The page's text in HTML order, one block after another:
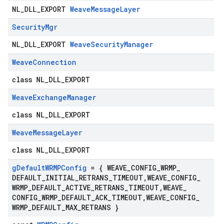
NL_DLL_EXPORT WeaveMessageLayer
SecurityMgr
NL_DLL_EXPORT WeaveSecurityManager
WeaveConnection
class NL_DLL_EXPORT
WeaveExchangeManager
class NL_DLL_EXPORT
WeaveMessageLayer
class NL_DLL_EXPORT
gDefaultWRMPConfig = { WEAVE CONFIG WRMP
DEFAULT INITIAL RETRANS TIMEOUT ,WEAVE CONFIG
WRMP DEFAULT ACTIVE RETRANS TIMEOUT ,WEAVE
CONFIG WRMP DEFAULT ACK_ TIMEOUT ,WEAVE CONFIG
WRMP DEFAULT MAX RETRANS }